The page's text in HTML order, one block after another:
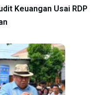
Keuangan Usai RDP